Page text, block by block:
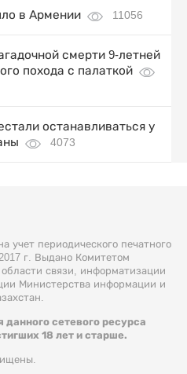
в Армении 11056
смерти 9-летней
похода с палаткой
останавливаться у
4073
учет периодического печатного
г. Выдано Комитетом
связи, информатизации
Министерства информации и
сетевого ресурса
18 лет и старше.